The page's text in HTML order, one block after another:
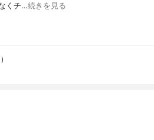
くチ…続きを見る